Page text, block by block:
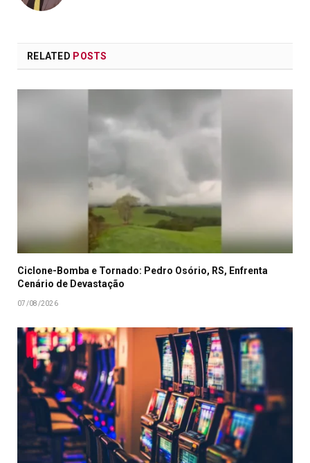
RELATED POSTS
Ciclone-Bomba e Tornado: Pedro Osório, RS, Enfrenta
Cenário de Devastação
07/08/2026